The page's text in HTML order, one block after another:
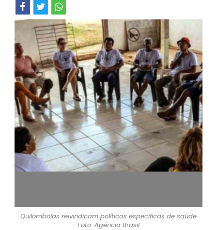
Quilombolas reivindicam políticas específicas de saúde
Foto: Agência Brasil